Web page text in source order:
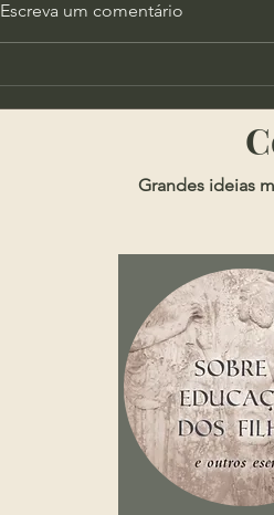
Importância da Autoridade
Escreva um comentário
Grandes ideias